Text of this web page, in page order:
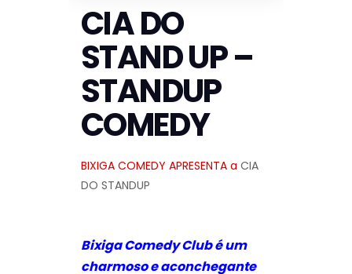
CIA DO
STAND UP –
STANDUP
COMEDY
BIXIGA COMEDY APRESENTA a CIA
DO STANDUP
Bixiga Comedy Club é um
charmoso e aconchegante